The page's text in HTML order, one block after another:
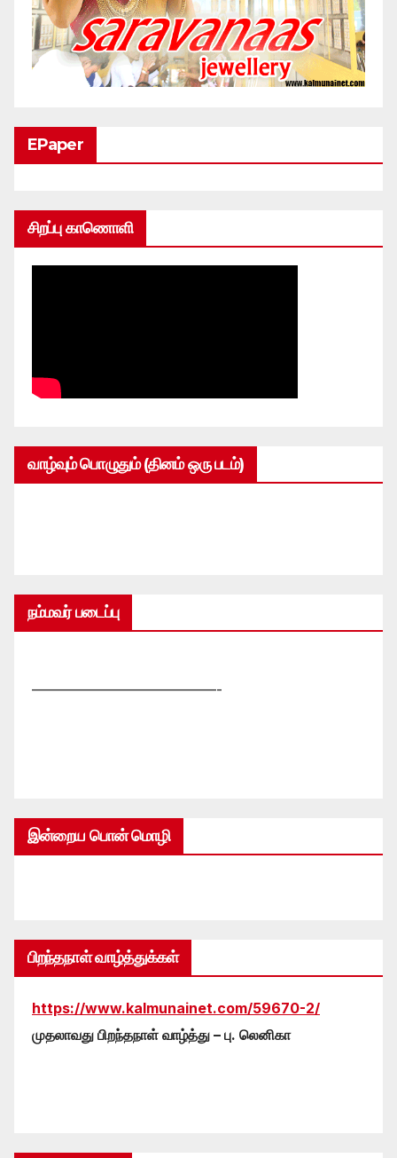
EPaper
சிறப்பு காணொளி
வாழ்வும் பொழுதும் (தினம் ஒரு படம்)
நம்மவர் படைப்பு
—————————————-
இன்றைய பொன் மொழி
பிறந்தநாள் வாழ்த்துக்கள்
https://www.kalmunainet.com/59670-2/
முதலாவது பிறந்தநாள் வாழ்த்து – பு. லெனிகா